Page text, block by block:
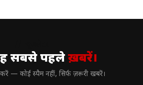
सबसे पहलेख़बरें।
— कोई स्पैम नहीं, सिर्फ ज़रूरी खबरें।